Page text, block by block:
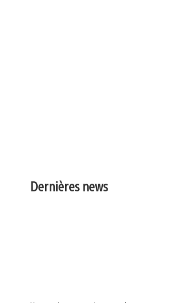
Dernières news